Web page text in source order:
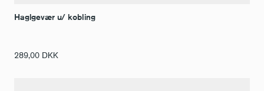
Haglgevær u/ kobling
289,00 DKK